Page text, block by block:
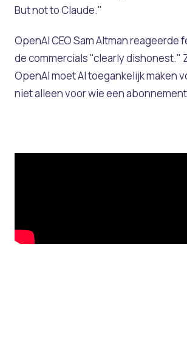
But not to Claude."
OpenAI CEO Sam Altman reageerde
de commercials "clearly dishonest."
OpenAI moet AI toegankelijk maken
niet alleen voor wie een